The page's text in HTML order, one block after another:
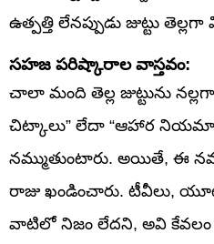
ఉత్పత్తి లేనప్పుడు జుట్టు
సహజ పరిష్కారాల వాస్తవం:
చాలా మంది తెల్ల జుట్టును
చిట్కాలు” లేదా “ఆహార
నమ్ముతుంటారు. అయితే, ఈ
రాజు ఖండించారు. టీవీలు,
వాటిలో నిజం లేదని, అవి కేవలం